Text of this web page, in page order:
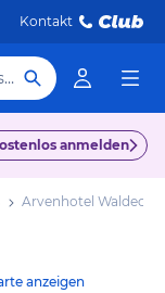
Kontakt
Hotel, Reiseziel
anmelden
Arvenhotel Waldeck
anzeigen